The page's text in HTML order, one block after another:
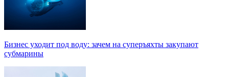
Бизнес уходит под воду: зачем на суперъяхты закупают
субмарины